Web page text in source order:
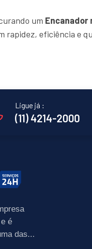
um Encanador
rapidez, eficiência e
Ligue já :
(11) 4214-2000
é
das...